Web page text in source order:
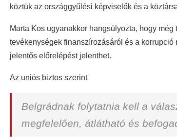
köztük az országgyűlési képviselők és a
Marta Kos ugyanakkor hangsúlyozta, hogy
tevékenységek finanszírozásáról és a
jelentős előrelépést jelenthet.
Az uniós biztos szerint
Belgrádnak folytatnia kell a
megfelelően, átlátható és